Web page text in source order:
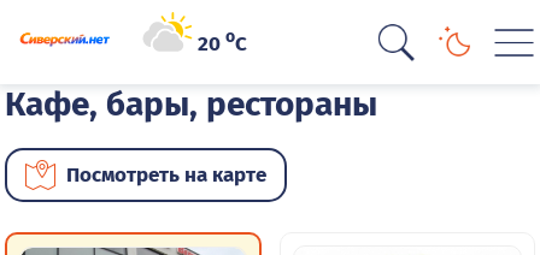
20oC
Кафе, бары, рестораны
Посмотреть на карте